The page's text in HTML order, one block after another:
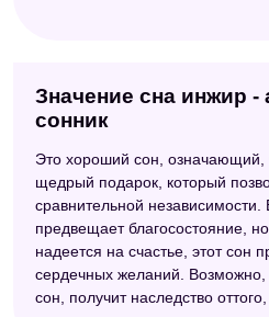
Значение сна инжир -
сонник
Это хороший сон, означающий,
щедрый подарок, который
сравнительной независимости.
предвещает благосостояние,
надеется на счастье, этот сон
сердечных желаний. Возможно,
сон, получит наследство